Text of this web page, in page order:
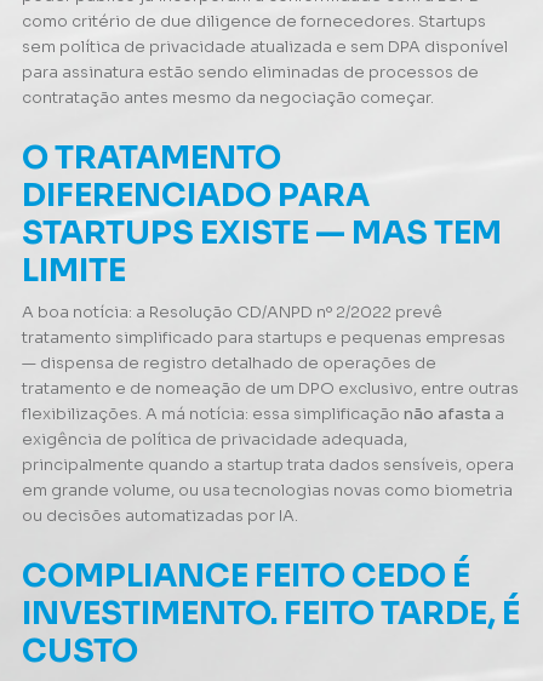
como critério de due diligence de fornecedores. Startups
sem política de privacidade atualizada e sem DPA disponível
para assinatura estão sendo eliminadas de processos de
contratação antes mesmo da negociação começar.
O TRATAMENTO
DIFERENCIADO PARA
STARTUPS EXISTE — MAS TEM
LIMITE
A boa notícia: a Resolução CD/ANPD nº 2/2022 prevê
tratamento simplificado para startups e pequenas empresas
— dispensa de registro detalhado de operações de
tratamento e de nomeação de um DPO exclusivo, entre outras
flexibilizações. A má notícia: essa simplificação não afasta a
exigência de política de privacidade adequada,
principalmente quando a startup trata dados sensíveis, opera
em grande volume, ou usa tecnologias novas como biometria
ou decisões automatizadas por IA.
COMPLIANCE FEITO CEDO É
INVESTIMENTO. FEITO TARDE, É
CUSTO